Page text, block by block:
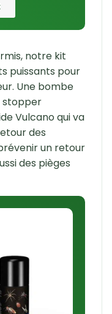
notre kit
puissants pour
Une bombe
stopper
Vulcano qui va
des
un retour
des pièges